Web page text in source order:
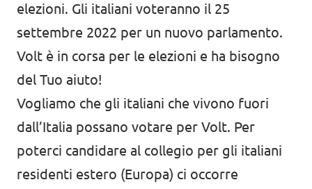
elezioni. Gli italiani voteranno il 25
settembre 2022 per un nuovo parlamento.
Volt è in corsa per le elezioni e ha bisogno
del Tuo aiuto!
Vogliamo che gli italiani che vivono fuori
dall’Italia possano votare per Volt. Per
poterci candidare al collegio per gli italiani
residenti estero (Europa) ci occorre